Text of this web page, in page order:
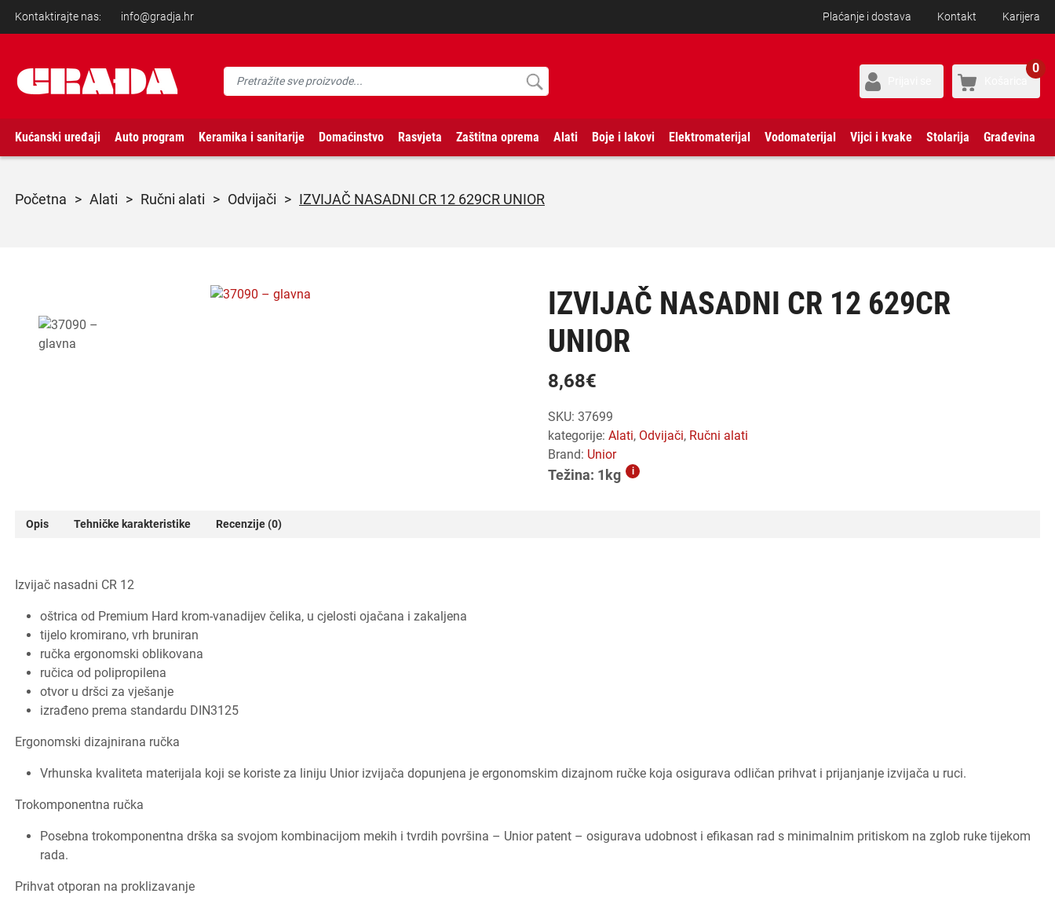
Kontaktirajte nas: info@gradja.hr Plaćanje i dostava Kontakt Karijera
0
Kućanski uređaji Auto program Keramika i sanitarije Domaćinstvo Rasvjeta Zaštitna oprema Alati Boje i lakovi Elektromaterijal Vodomaterijal Vijci i kvake Stolarija Građevina
početna > alati > ručni alati > odvijači > IZVIJAČ NASADNI CR 12 629CR UNIOR
IZVIJAČ NASADNI CR 12 629CR
UNIOR
8,68€
SKU:37699
kategorije:
alati, odvijači,
ručni alati
Brand: Unior
Težina: 1kg i
Opis Tehničke karakteristike Recenzije (0)
Izvijač nasadni CR 12
oštrica od Premium Hard krom-vanadijev čelika, u cjelosti ojačana i zakaljena
tijelo kromirano, vrh bruniran
ručka ergonomski oblikovana
ručica od polipropilena
otvor u dršci za vješanje
izrađeno prema standardu DIN3125
Ergonomski dizajnirana ručka
Vrhunska kvaliteta materijala koji se koriste za liniju Unior izvijača dopunjena je ergonomskim dizajnom ručke koja osigurava odličan prihvat i prijanjanje izvijača u ruci.
Trokomponentna ručka
Posebna trokomponentna drška sa svojom kombinacijom mekih i tvrdih površina – Unior patent – osigurava udobnost i efikasan rad s minimalnim pritiskom na zglob ruke tijekom
rada.
Prihvat otporan na proklizavanje